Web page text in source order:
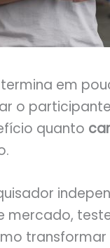
em
o
quanto
mercado,